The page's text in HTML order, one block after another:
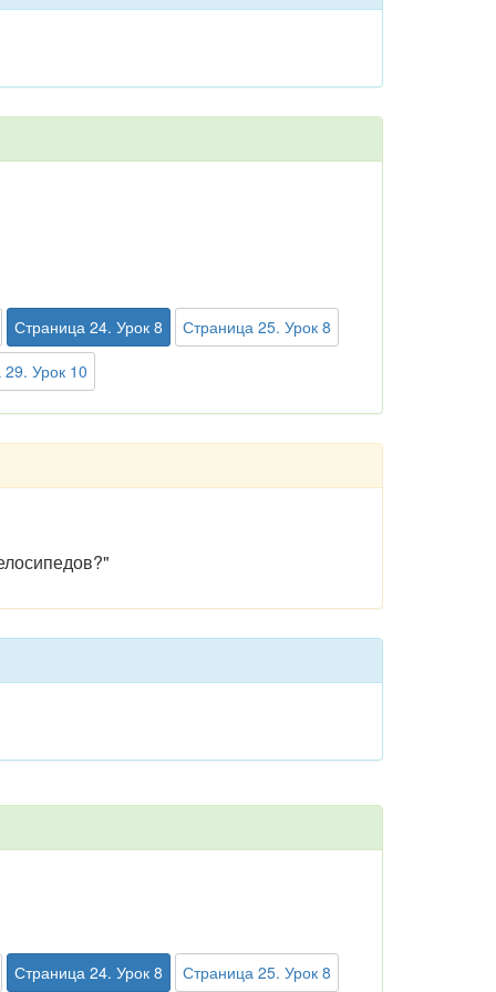
Страница 24. Урок 8
Страница 25. Урок 8
Урок 10
Страница 24. Урок 8 Страница 25. Урок 8